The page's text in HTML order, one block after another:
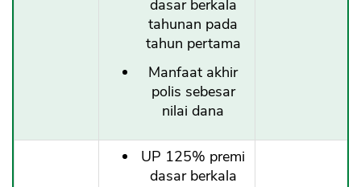
dasar berkala
tahunan pada
tahun pertama
Manfaat akhir
polis sebesar
nilai dana
UP 125% premi
dasar berkala